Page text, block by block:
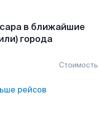
в ближайшие
города
Стоимость
рейсов